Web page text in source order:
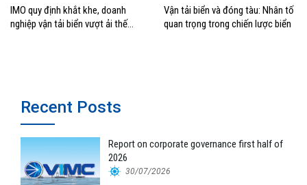
IMO quy định khắt khe, doanh
nghiệp vận tải biển vượt ải thế
Vận tải biển và đóng tàu: Nhân tố
quan trọng trong chiến lược biển
Recent Posts
Report on corporate governance first half of
2026
30/07/2026